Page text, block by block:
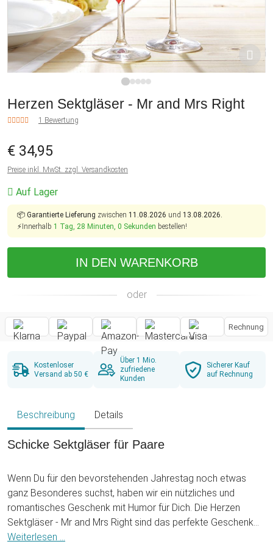
Herzen Sektgläser - Mr and Mrs Right
1 Bewertung
€ 34,95
Preise inkl. MwSt. zzgl. Versandkosten
Auf Lager
📦 Garantierte Lieferung zwischen 11.08.2026 und 13.08.2026.
⚡Innerhalb 1 Tag, 27 Minuten, 59 Sekundenbestellen!
IN DEN WARENKORB
oder
Rechnung
Kostenloser
Versand ab 50 €
Über 1 Mio.
zufriedene
Kunden
Sicherer Kauf
auf Rechnung
Beschreibung Details
Schicke Sektgläser für Paare
Wenn Du für den bevorstehenden Jahrestag noch etwas
ganz Besonderes suchst, haben wir ein nützliches und
romantisches Geschenk mit Humor für Dich. Die Herzen
Sektgläser - Mr and Mrs Right sind das perfekte Geschenk
für Pärchen, die gerne gemeinsam Anstoßen und nichts
Weiterlesen ...